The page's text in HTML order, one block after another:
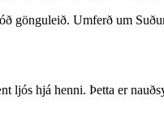
Umferð um
ljós hjá henni. Þetta er